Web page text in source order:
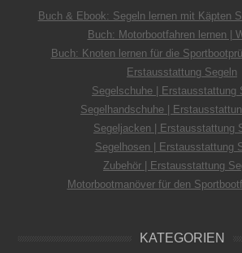
Buch & Ebook: Segeln lernen mit Käpten
Buch: Motorbootfahren lernen |
Buch: Knoten lernen für die
Erstausstattung Segeln
Segelschuhe | Erstausstattung
Segelhandschuhe |
Segeljacken | Erstausstattung
Segelhosen | Erstausstattung
Zubehör | Erstausstattung
Motorbootmanöver für den
KATEGORIEN